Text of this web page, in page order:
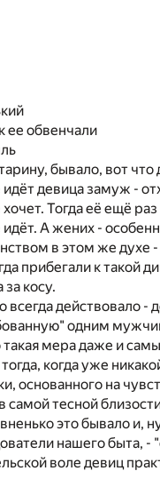
ее обвенчали
бывало, вот что
девица замуж -
Тогда её ещё
А жених -
в этом же духе
прибегали к такой
косу.
всегда действовало -
одним
мера даже и
когда уже
основанного на
самой тесной
это бывало и,
нашего быта,
воле девиц